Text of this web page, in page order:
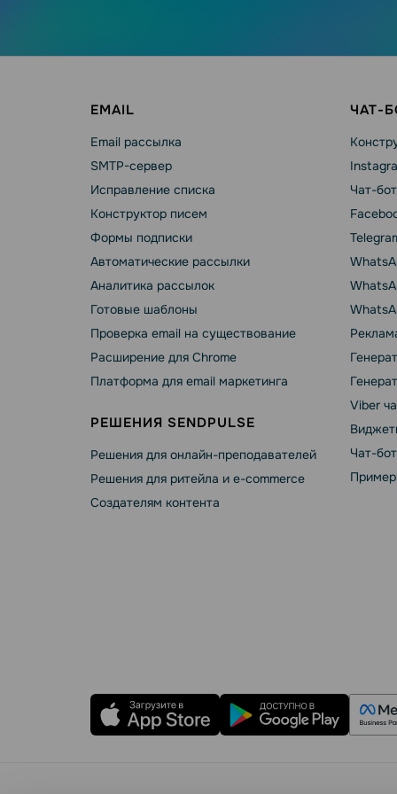
EMAIL
Email рассылка
SMTP-сервер
Исправление списка
Конструктор писем
Формы подписки
Автоматические рассылки
Аналитика рассылок
Готовые шаблоны
Проверка email на существование
Расширение для Chrome
Платформа для email маркетинга
РЕШЕНИЯ SENDPULSE
Решения для онлайн-преподавателей
Решения для ритейла и e-commerce
Создателям контента
ЧАТ-
Чат-
Viber
Чат-